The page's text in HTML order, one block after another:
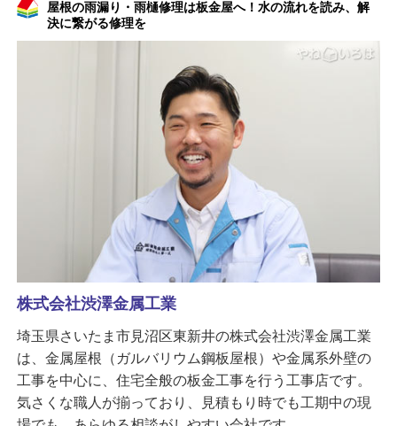
屋根の雨漏り・雨樋修理は板金屋へ！水の流れを読み、解
決に繋がる修理を
株式会社渋澤金属工業
埼玉県さいたま市見沼区東新井の株式会社渋澤金属工業
は、金属屋根（ガルバリウム鋼板屋根）や金属系外壁の
工事を中心に、住宅全般の板金工事を行う工事店です。
気さくな職人が揃っており、見積もり時でも工期中の現